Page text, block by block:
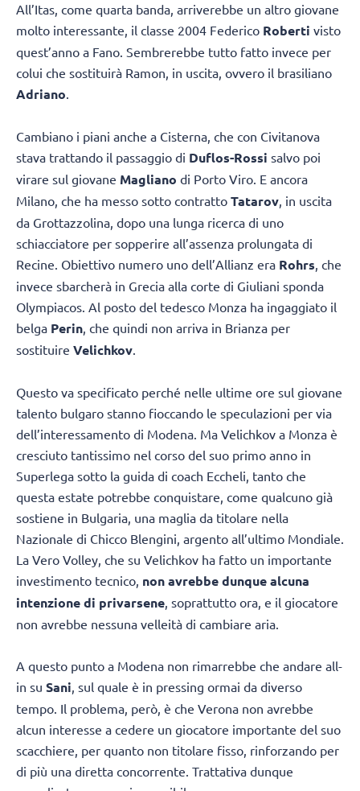
All’Itas, come quarta banda, arriverebbe un altro giovane
molto interessante, il classe 2004 Federico Roberti visto
quest’anno a Fano. Sembrerebbe tutto fatto invece per
colui che sostituirà Ramon, in uscita, ovvero il brasiliano
Adriano.
Cambiano i piani anche a Cisterna, che con Civitanova
stava trattando il passaggio di Duflos-Rossi salvo poi
virare sul giovane Magliano di Porto Viro. E ancora
Milano, che ha messo sotto contratto Tatarov, in uscita
da Grottazzolina, dopo una lunga ricerca di uno
schiacciatore per sopperire all’assenza prolungata di
Recine. Obiettivo numero uno dell’Allianz era Rohrs, che
invece sbarcherà in Grecia alla corte di Giuliani sponda
Olympiacos. Al posto del tedesco Monza ha ingaggiato il
belga Perin, che quindi non arriva in Brianza per
sostituire Velichkov.
Questo va specificato perché nelle ultime ore sul giovane
talento bulgaro stanno fioccando le speculazioni per via
dell’interessamento di Modena. Ma Velichkov a Monza è
cresciuto tantissimo nel corso del suo primo anno in
Superlega sotto la guida di coach Eccheli, tanto che
questa estate potrebbe conquistare, come qualcuno già
sostiene in Bulgaria, una maglia da titolare nella
Nazionale di Chicco Blengini, argento all’ultimo Mondiale.
La Vero Volley, che su Velichkov ha fatto un importante
investimento tecnico, non avrebbe dunque alcuna
intenzione di privarsene, soprattutto ora, e il giocatore
non avrebbe nessuna velleità di cambiare aria.
A questo punto a Modena non rimarrebbe che andare all-
in su Sani, sul quale è in pressing ormai da diverso
tempo. Il problema, però, è che Verona non avrebbe
alcun interesse a cedere un giocatore importante del suo
scacchiere, per quanto non titolare fisso, rinforzando per
di più una diretta concorrente. Trattativa dunque